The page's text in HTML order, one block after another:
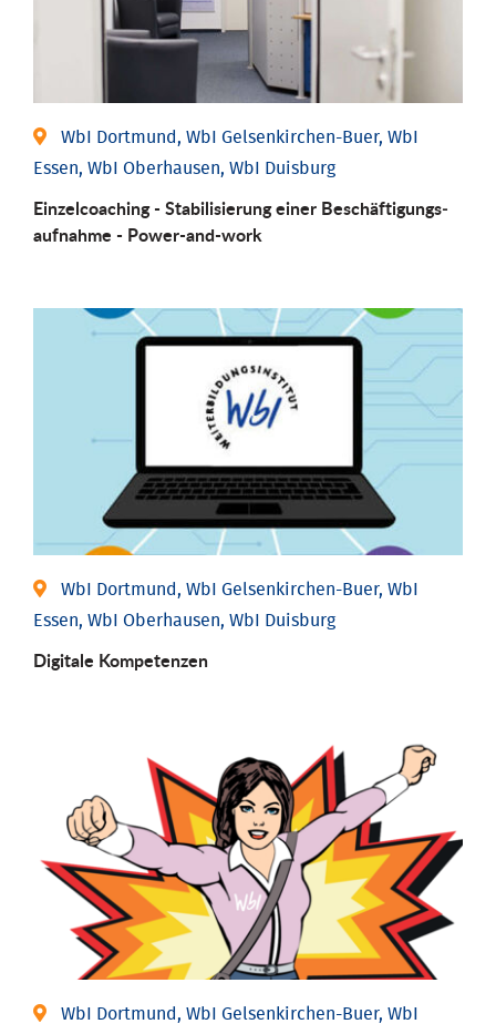
WbI Dortmund, WbI Gelsenkirchen-Buer, WbI
Essen, WbI Oberhausen, WbI Duisburg
Einzel­coaching - Stabili­sierung einer Be­schäftigungs­
aufnahme - Power-and-work
WbI Dortmund, WbI Gelsenkirchen-Buer, WbI
Essen, WbI Oberhausen, WbI Duisburg
Digitale Kompetenzen
WbI Dortmund, WbI Gelsenkirchen-Buer, WbI